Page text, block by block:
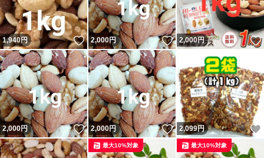
1,940円 いいね！
2,000円 いいね！
2,000円
2,000円 いいね！
2,000円 いいね！
2,099円
最大10%対象 最大10%対象